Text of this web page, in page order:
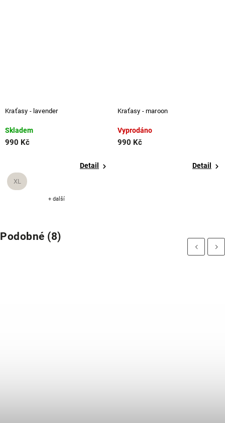
Kraťasy - lavender
Skladem
990 Kč
Detail
XL
+ další
Kraťasy - maroon
Vyprodáno
990 Kč
Detail
Podobné (8)
Previous Next